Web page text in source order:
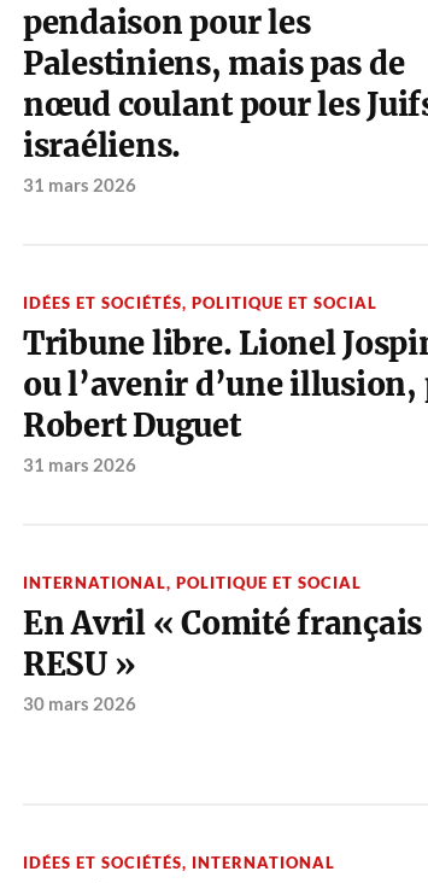
pendaison pour les
Palestiniens, mais pas de
nœud coulant pour les
israéliens.
31 mars 2026
IDÉES ET SOCIÉTÉS, POLITIQUE ET SOCIAL
Tribune libre. Lionel
ou l’avenir d’une illusion,
Robert Duguet
31 mars 2026
INTERNATIONAL, POLITIQUE ET SOCIAL
En Avril « Comité français
RESU »
30 mars 2026
IDÉES ET SOCIÉTÉS, INTERNATIONAL